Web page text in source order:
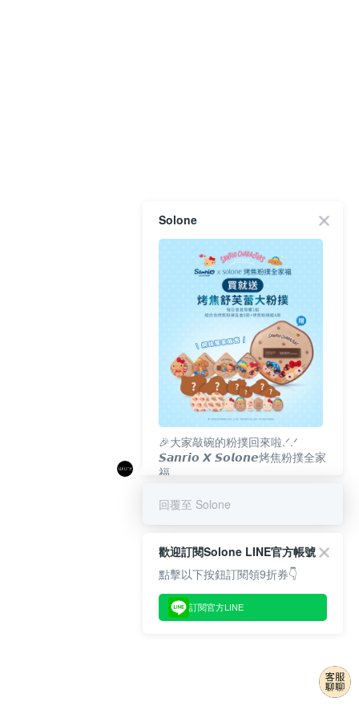
Solone
🎉大家敲碗的粉撲回來啦.ᐟ‪‪.ᐟ
𝙎𝙖𝙣𝙧𝙞𝙤 𝙓 𝙎𝙤𝙡𝙤𝙣𝙚烤焦粉撲全家
福
回覆至 Solone
歡迎訂閱Solone LINE官方帳號
點擊以下按鈕訂閱領9折券👇
訂閱官方LINE